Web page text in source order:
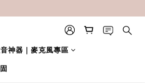
神器｜麥克風專區